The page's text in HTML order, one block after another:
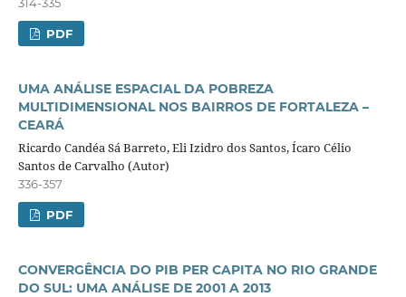
PDF
UMA ANÁLISE ESPACIAL DA POBREZA
MULTIDIMENSIONAL NOS BAIRROS DE FORTALEZA –
CEARÁ
Ricardo Candéa Sá Barreto, Eli Izidro dos Santos, Ícaro Célio
Santos de Carvalho (Autor)
336-357
PDF
CONVERGÊNCIA DO PIB PER CAPITA NO RIO GRANDE
DO SUL: UMA ANÁLISE DE 2001 A 2013